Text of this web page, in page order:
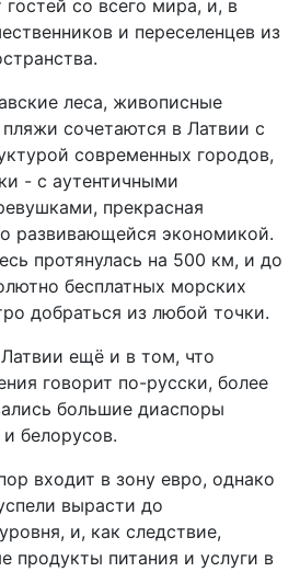
гостей со всего мира, и, в
и переселенцев из
леса, живописные
сочетаются в Латвии с
современных городов,
- с аутентичными
прекрасная
развивающейся экономикой.
протянулась на 500 км, и до
бесплатных морских
добраться из любой точки.
ещё и в том, что
говорит по-русски, более
большие диаспоры
белорусов.
входит в зону евро, однако
вырасти до
и, как следствие,
продукты питания и услуги в